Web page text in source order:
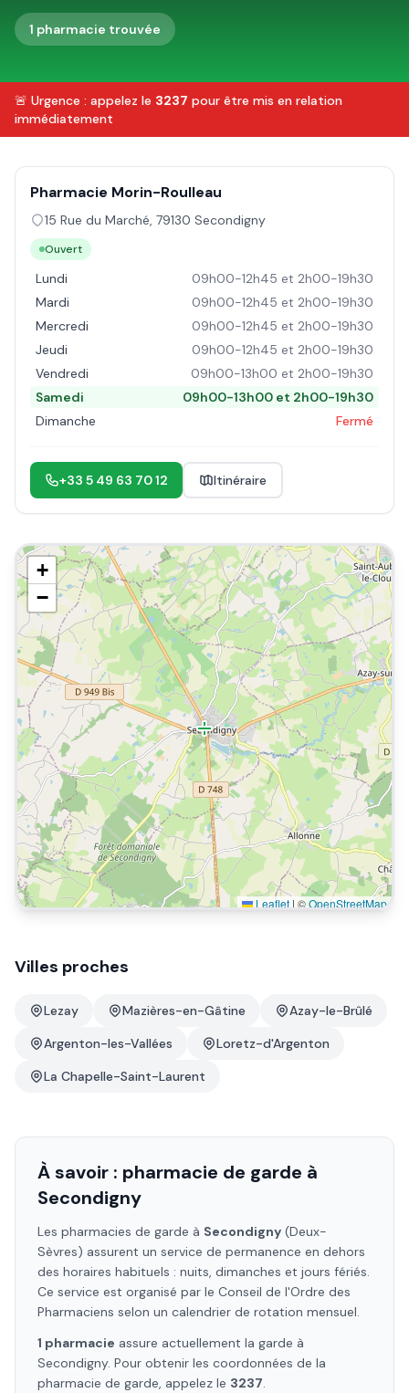
1 pharmacie trouvée
🚨 Urgence : appelez le 3237 pour être mis en relation
immédiatement
Pharmacie Morin-Roulleau
15 Rue du Marché, 79130 Secondigny
Ouvert
Lundi
09h00-12h45 et 2h00-19h30
Mardi
09h00-12h45 et 2h00-19h30
Mercredi
09h00-12h45 et 2h00-19h30
Jeudi
09h00-12h45 et 2h00-19h30
Vendredi
09h00-13h00 et 2h00-19h30
Samedi
09h00-13h00 et 2h00-19h30
Dimanche
Fermé
+33 5 49 63 70 12 Itinéraire
+
−
Leaflet | ©OpenStreetMap
Villes proches
Lezay Mazières-en-Gâtine
Azay-le-Brûlé
Argenton-les-Vallées
Loretz-d'Argenton
La Chapelle-Saint-Laurent
À savoir : pharmacie de garde à
Secondigny
Les pharmacies de garde à Secondigny (Deux-
Sèvres) assurent un service de permanence en dehors
des horaires habituels : nuits, dimanches et jours fériés.
Ce service est organisé par le Conseil de l'Ordre des
Pharmaciens selon un calendrier de rotation mensuel.
1 pharmacie assure actuellement la garde à
Secondigny. Pour obtenir les coordonnées de la
pharmacie de garde, appelez le 3237.